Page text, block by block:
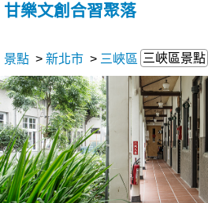
甘樂文創合習聚落
景點 > 新北市 > 三峽區 三峽區景點